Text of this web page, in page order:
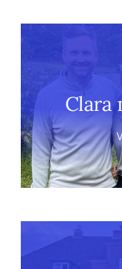
Clara